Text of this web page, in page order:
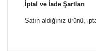
İptal ve İade Şartları
Satın aldığınız ürünü,